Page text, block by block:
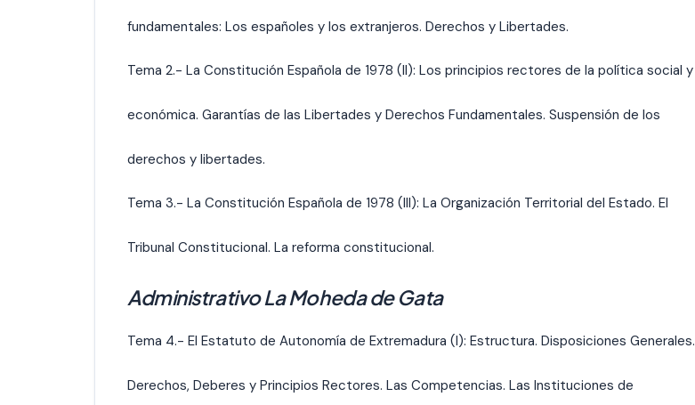
fundamentales: Los españoles y los extranjeros. Derechos y Libertades.
Tema 2.- La Constitución Española de 1978 (II): Los principios rectores de la política social y
económica. Garantías de las Libertades y Derechos Fundamentales. Suspensión de los
derechos y libertades.
Tema 3.- La Constitución Española de 1978 (III): La Organización Territorial del Estado. El
Tribunal Constitucional. La reforma constitucional.
Administrativo La Moheda de Gata
Tema 4.- El Estatuto de Autonomía de Extremadura (I): Estructura. Disposiciones Generales.
Derechos, Deberes y Principios Rectores. Las Competencias. Las Instituciones de